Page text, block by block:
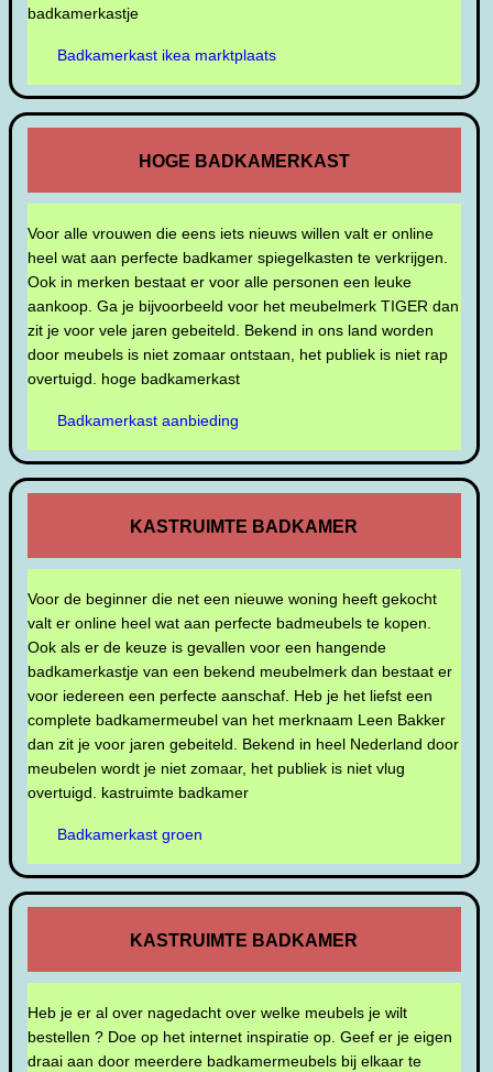
badkamerkastje
Badkamerkast ikea marktplaats
HOGE BADKAMERKAST
Voor alle vrouwen die eens iets nieuws willen valt er online
heel wat aan perfecte badkamer spiegelkasten te verkrijgen.
Ook in merken bestaat er voor alle personen een leuke
aankoop. Ga je bijvoorbeeld voor het meubelmerk TIGER dan
zit je voor vele jaren gebeiteld. Bekend in ons land worden
door meubels is niet zomaar ontstaan, het publiek is niet rap
overtuigd. hoge badkamerkast
Badkamerkast aanbieding
KASTRUIMTE BADKAMER
Voor de beginner die net een nieuwe woning heeft gekocht
valt er online heel wat aan perfecte badmeubels te kopen.
Ook als er de keuze is gevallen voor een hangende
badkamerkastje van een bekend meubelmerk dan bestaat er
voor iedereen een perfecte aanschaf. Heb je het liefst een
complete badkamermeubel van het merknaam Leen Bakker
dan zit je voor jaren gebeiteld. Bekend in heel Nederland door
meubelen wordt je niet zomaar, het publiek is niet vlug
overtuigd. kastruimte badkamer
Badkamerkast groen
KASTRUIMTE BADKAMER
Heb je er al over nagedacht over welke meubels je wilt
bestellen ? Doe op het internet inspiratie op. Geef er je eigen
draai aan door meerdere badkamermeubels bij elkaar te